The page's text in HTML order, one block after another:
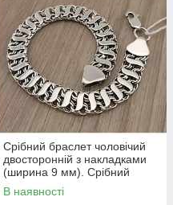
Срібний браслет чоловічий
двосторонній з накладками
(ширина 9 мм). Срібний
браслет широкий на руку. 23
см
В наявності